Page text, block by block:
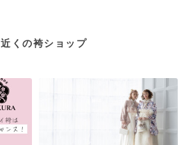
近くの袴ショップ